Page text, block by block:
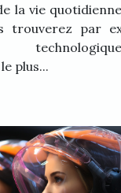
la vie
trouverez par
plus...